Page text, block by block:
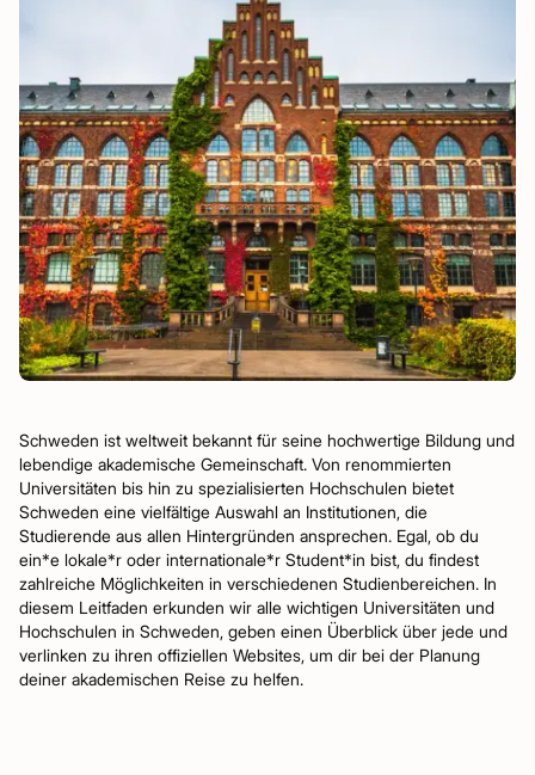
Schweden ist weltweit bekannt für seine hochwertige Bildung und
lebendige akademische Gemeinschaft. Von renommierten
Universitäten bis hin zu spezialisierten Hochschulen bietet
Schweden eine vielfältige Auswahl an Institutionen, die
Studierende aus allen Hintergründen ansprechen. Egal, ob du
ein*e lokale*r oder internationale*r Student*in bist, du findest
zahlreiche Möglichkeiten in verschiedenen Studienbereichen. In
diesem Leitfaden erkunden wir alle wichtigen Universitäten und
Hochschulen in Schweden, geben einen Überblick über jede und
verlinken zu ihren offiziellen Websites, um dir bei der Planung
deiner akademischen Reise zu helfen.